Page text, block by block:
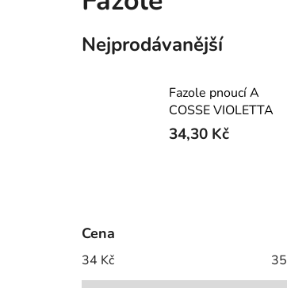
Nejprodávanější
Fazole pnoucí A
COSSE VIOLETTA
34,30 Kč
Cena
34 Kč 35